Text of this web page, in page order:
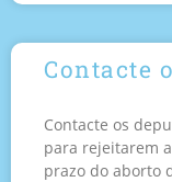
Contacte
Contacte os
para rejeitarem
prazo do aborto